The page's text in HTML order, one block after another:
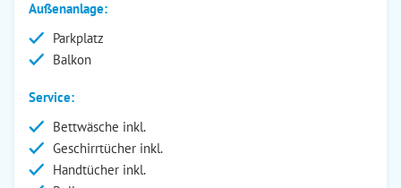
Außenanlage:
Parkplatz
Balkon
Service:
Bettwäsche inkl.
Geschirrtücher inkl.
Handtücher inkl.